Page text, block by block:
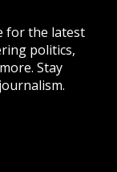
for the latest
politics,
Stay